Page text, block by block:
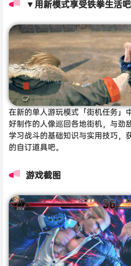
▼用新模式享受铁拳生活吧
在新的单人游玩模式「街机任务」
好制作的人像巡回各地街机，与劲
学习战斗的基础知识与实用技巧，
的自订道具吧。
游戏截图